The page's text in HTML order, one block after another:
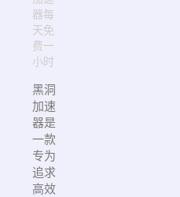
器每
天免
费一
小时
黑洞
加速
器是
一款
专为
追求
高效